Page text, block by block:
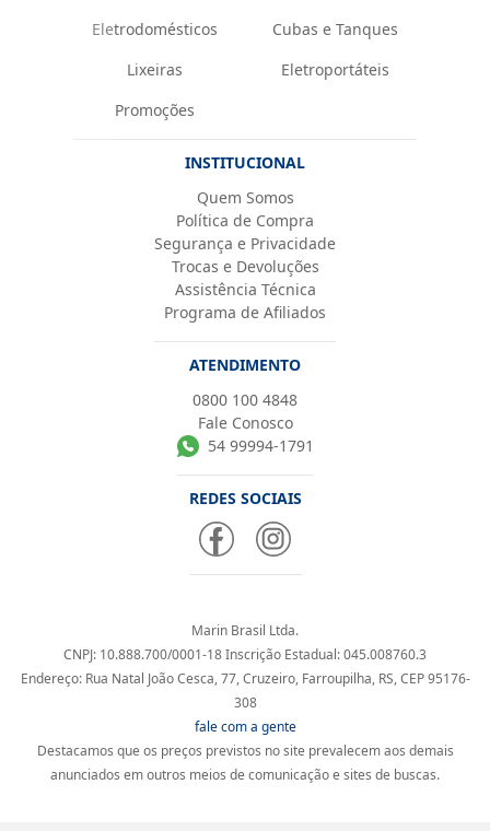
Eletrodomésticos
Cubas e Tanques
Lixeiras
Eletroportáteis
Promoções
INSTITUCIONAL
Quem Somos
Política de Compra
Segurança e Privacidade
Trocas e Devoluções
Assistência Técnica
Programa de Afiliados
ATENDIMENTO
0800 100 4848
Fale Conosco
54 99994-1791
REDES SOCIAIS
Marin Brasil Ltda.
CNPJ: 10.888.700/0001-18 Inscrição Estadual: 045.008760.3
Endereço: Rua Natal João Cesca, 77, Cruzeiro, Farroupilha, RS, CEP 95176-
308
fale com a gente
Destacamos que os preços previstos no site prevalecem aos demais
anunciados em outros meios de comunicação e sites de buscas.